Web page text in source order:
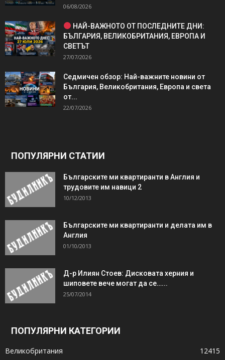
06/08/2026
НАЙ-ВАЖНОТО ОТ ПОСЛЕДНИТЕ ДНИ:
БЪЛГАРИЯ, ВЕЛИКОБРИТАНИЯ, ЕВРОПА И
СВЕТЪТ
27/07/2026
Седмичен обзор: Най-важните новини от
България, Великобритания, Европа и света
от...
22/07/2026
ПОПУЛЯРНИ СТАТИИ
Българските ми квартиранти в Англия и
трудовите им навици 2
10/12/2013
Българските ми квартиранти и делата им в
Англия
01/10/2013
Д-р Илиян Стоев: Дисковата херния и
шиповете вече могат да се…...
25/07/2014
ПОПУЛЯРНИ КАТЕГОРИИ
Великобритания
12415